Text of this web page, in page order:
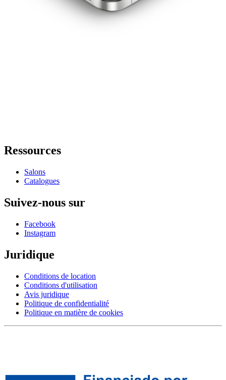
Ressources
Salons
Catalogues
Suivez-nous sur
Facebook
Instagram
Juridique
Conditions de location
Conditions d'utilisation
Avis juridique
Politique de confidentialité
Politique en matière de cookies